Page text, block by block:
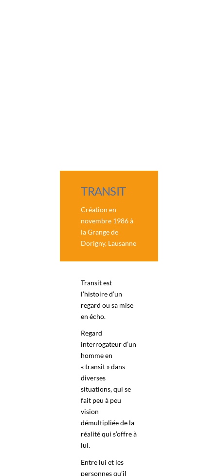
TRANSIT
Création en
novembre 1986 à
la Grange de
Dorigny, Lausanne
Transit est
l’histoire d’un
regard ou sa mise
en écho.
Regard
interrogateur d’un
homme en
« transit » dans
diverses
situations, qui se
fait peu à peu
vision
démultipliée de la
réalité qui s’offre à
lui.
Entre lui et les
personnes qu’il